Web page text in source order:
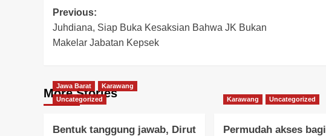
Post
navigation
Previous:
Juhdiana, Siap Buka Kesaksian Bahwa JK Bukan
Makelar Jabatan Kepsek
More Stories
Jawa Barat
Karawang
Uncategorized
Bentuk tanggung jawab, Dirut
Karawang Uncategorized
Permudah akses bagi